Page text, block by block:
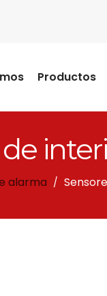
Productos
alarma /